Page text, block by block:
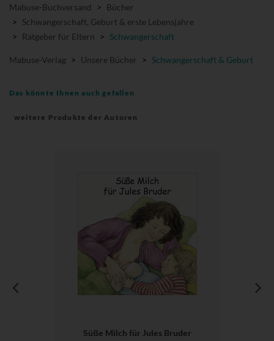
Mabuse-Buchversand > Bücher
> Schwangerschaft, Geburt & erste Lebensjahre
>
Ratgeber für Eltern > Schwangerschaft
Mabuse-Verlag > Unsere Bücher > Schwangerschaft & Geburt
Das könnte Ihnen auch gefallen
weitere Produkte der Autoren
Süße Milch für Jules Bruder